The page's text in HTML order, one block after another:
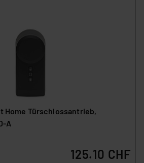
Home Türschlossantrieb,
A
125.10 CHF